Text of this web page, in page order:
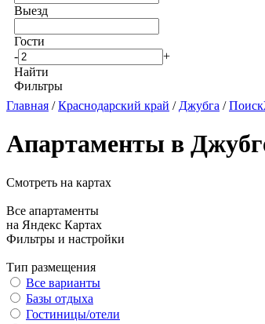
Выезд
Гости
-
+
Найти
Фильтры
Главная /Краснодарский край / Джубга /
Апартаменты в
Смотреть на картах
Все апартаменты
на Яндекс Картах
Фильтры и настройки
Тип размещения
Все варианты
Базы отдыха
Гостиницы/отели